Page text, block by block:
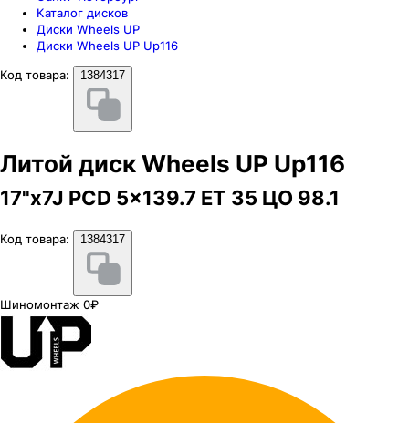
Каталог дисков
Диски Wheels UP
Диски Wheels UP Up116
Код товара:
1384317
Литой диск Wheels UP Up116
17"x7J PCD 5x139.7 ЕТ 35 ЦО 98.1
Код товара: 1384317
Шиномонтаж 0₽